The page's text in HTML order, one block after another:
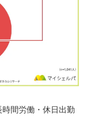
間労働・休日出勤